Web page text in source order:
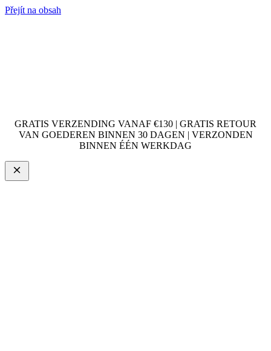
Přejít na obsah
GRATIS VERZENDING VANAF €130 | GRATIS RETOUR
VAN GOEDEREN BINNEN 30 DAGEN | VERZONDEN
BINNEN ÉÉN WERKDAG